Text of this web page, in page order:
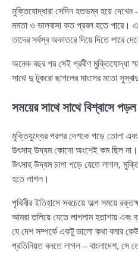
মুক্তিযোদ্ধারা সেদিন হতভম্ব হয়ে
মমতা ও ভালবাসা কত প্রবল হতে পারে।
তাদের সর্বস্ব অকাতরে দিয়ে দিতে পারে
অনেক বছর পর সেই প্রবীণ মুক্তিযোদ্ধা
সাথে দু টুকরো ছাগলের মাংসের মতো
সময়ের সাথে সাথে বিশ্বাসে পড়ল
মুক্তিযুদ্ধের পরপর দেশকে গড়ে তোলা
উৎসাহ উদ্যম কোনো অংশেই কম ছিল না।
উৎসাহ উদ্যম চাপা পড়ে যেতে লাগল,
হতে লাগল।
পৃথিবীর ইতিহাসে সবচেয়ে অল্প সময়ে
আমরা তলিয়ে যেতে লাগলাম হতাশায় এবং
যে দেশ সম্পর্কে একটু ভালো কথা বলার
প্রতিনিয়ত বলতে লাগল – বাংলাদেশ, সে